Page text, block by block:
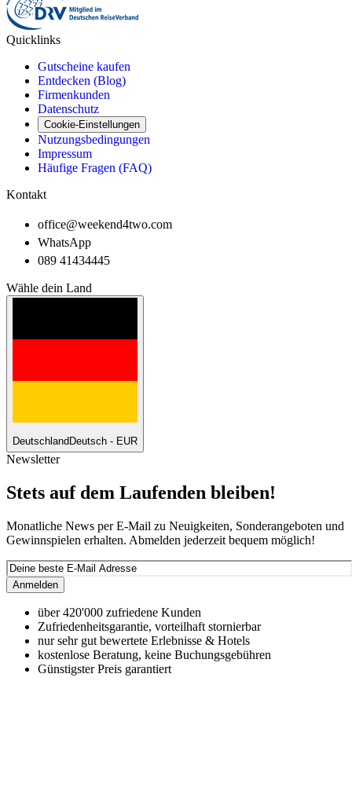
Quicklinks
Gutscheine kaufen
Entdecken (Blog)
Firmenkunden
Datenschutz
Cookie-Einstellungen
Nutzungsbedingungen
Impressum
Häufige Fragen (FAQ)
Kontakt
office@weekend4two.com
WhatsApp
089 41434445
Wähle dein Land
Deutschland Deutsch - EUR
Newsletter
Stets auf dem Laufenden bleiben!
Monatliche News per E-Mail zu Neuigkeiten, Sonderangeboten und
Gewinnspielen erhalten. Abmelden jederzeit bequem möglich!
Anmelden
über 420'000 zufriedene Kunden
Zufriedenheitsgarantie, vorteilhaft stornierbar
nur sehr gut bewertete Erlebnisse & Hotels
kostenlose Beratung, keine Buchungsgebühren
Günstigster Preis garantiert